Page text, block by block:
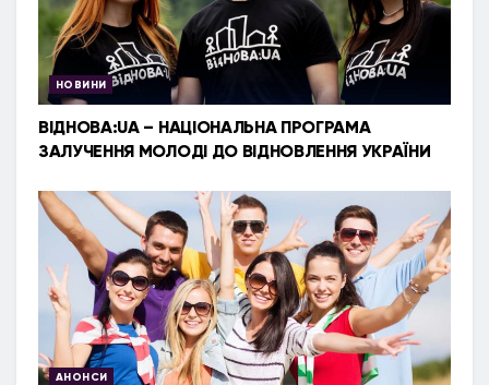
НОВИНИ
ВІДНОВА:UA – НАЦІОНАЛЬНА ПРОГРАМА
ЗАЛУЧЕННЯ МОЛОДІ ДО ВІДНОВЛЕННЯ УКРАЇНИ
АНОНСИ